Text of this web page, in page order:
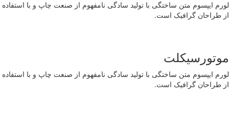
لورم ایپسوم متن ساختگی با تولید سادگی نامفهوم از صنعت چاپ و با استفاده
از طراحان گرافیک است.
موتورسیکلت
لورم ایپسوم متن ساختگی با تولید سادگی نامفهوم از صنعت چاپ و با استفاده
از طراحان گرافیک است.